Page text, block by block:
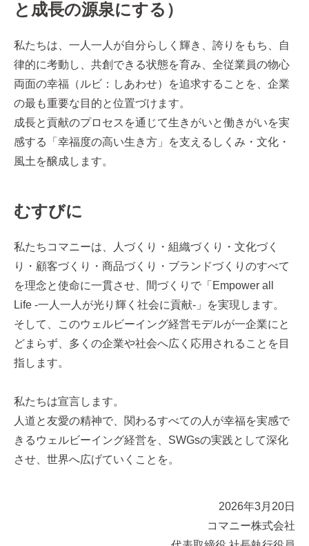
と成長の源泉にする）
私たちは、一人一人が自分らしく輝き、誇りをもち、自
律的に考動し、共創できる状態を育み、全従業員の物心
両面の幸福（ルビ：しあわせ）を追求することを、企業
の最も重要な目的と位置づけます。
成長と貢献のプロセスを通じて生きがいと働きがいを実
感する「幸福度の高い生き方」を支えるしくみ・文化・
風土を醸成します。
むすびに
私たちコマニーは、人づくり・組織づくり・文化づく
り・顧客づくり・商品づくり・ブランドづくりのすべて
を理念と使命に一貫させ、間づくりで「Empower all
Life -一人一人が光り輝く社会に貢献-」を実現します。
そして、このウェルビーイング経営モデルが一企業にと
どまらず、多くの企業や社会へ広く応用されることを目
指します。
私たちは宣言します。
人道と友愛の精神で、関わるすべての人が幸福を実感で
きるウェルビーイング経営を、SWGsの実践として深化
させ、世界へ広げていくことを。
2026年3月20日
コマニー株式会社